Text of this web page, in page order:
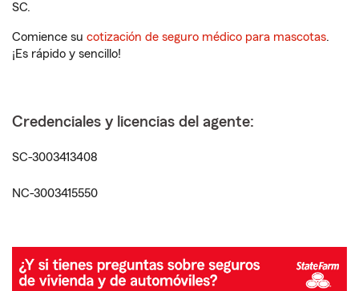
SC.
Comience su cotización de seguro médico para mascotas.
¡Es rápido y sencillo!
Credenciales y licencias del agente:
SC-3003413408
NC-3003415550